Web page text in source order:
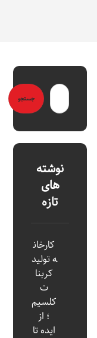
نوشته
های
تازه
کارخان
ه تولید
کربنا
ت
کلسیم
؛ از
ایده تا